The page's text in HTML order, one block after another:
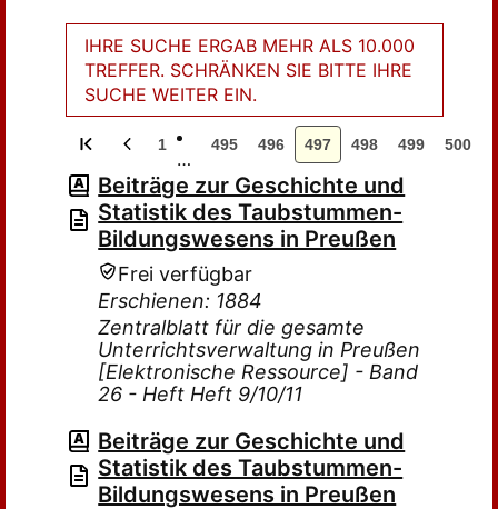
IHRE SUCHE ERGAB MEHR ALS 10.000
TREFFER. SCHRÄNKEN SIE BITTE IHRE
SUCHE WEITER EIN.
1
…
495 496 497 498 499 500
Beiträge zur Geschichte und
Statistik des Taubstummen-
Bildungswesens in Preußen
Frei verfügbar
Erschienen: 1884
Zentralblatt für die gesamte
Unterrichtsverwaltung in Preußen
[Elektronische Ressource] - Band
26 - Heft Heft 9/10/11
Beiträge zur Geschichte und
Statistik des Taubstummen-
Bildungswesens in Preußen